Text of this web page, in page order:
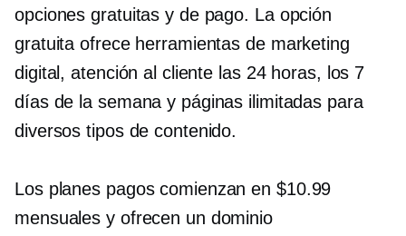
opciones gratuitas y de pago. La opción
gratuita ofrece herramientas de marketing
digital, atención al cliente las 24 horas, los 7
días de la semana y páginas ilimitadas para
diversos tipos de contenido.
Los planes pagos comienzan en $10.99
mensuales y ofrecen un dominio